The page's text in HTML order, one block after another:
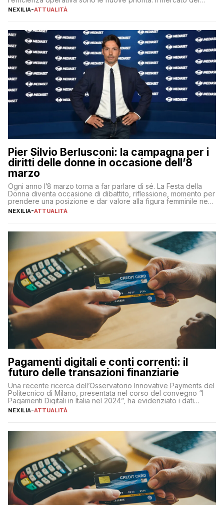
lavoro, d’altra parte, è sempre più competitivo con una lotta
NEXILIA-ATTUALITÀ
Pier Silvio Berlusconi: la campagna per i
diritti delle donne in occasione dell’8
marzo
Ogni anno l’8 marzo torna a far parlare di sé. La Festa della
Donna diventa occasione di dibattito, riflessione, momento per
prendere una posizione e dar valore alla figura femminile nella
sua complessità e crucialità. A lanciare un messaggio “forte e
NEXILIA-ATTUALITÀ
Pagamenti digitali e conti correnti: il
futuro delle transazioni finanziarie
Una recente ricerca dell’Osservatorio Innovative Payments del
Politecnico di Milano, presentata nel corso del convegno “I
Pagamenti Digitali in Italia nel 2024”, ha evidenziato i dati
definitivi del primo semestre 2024 relativamente alle
NEXILIA-ATTUALITÀ